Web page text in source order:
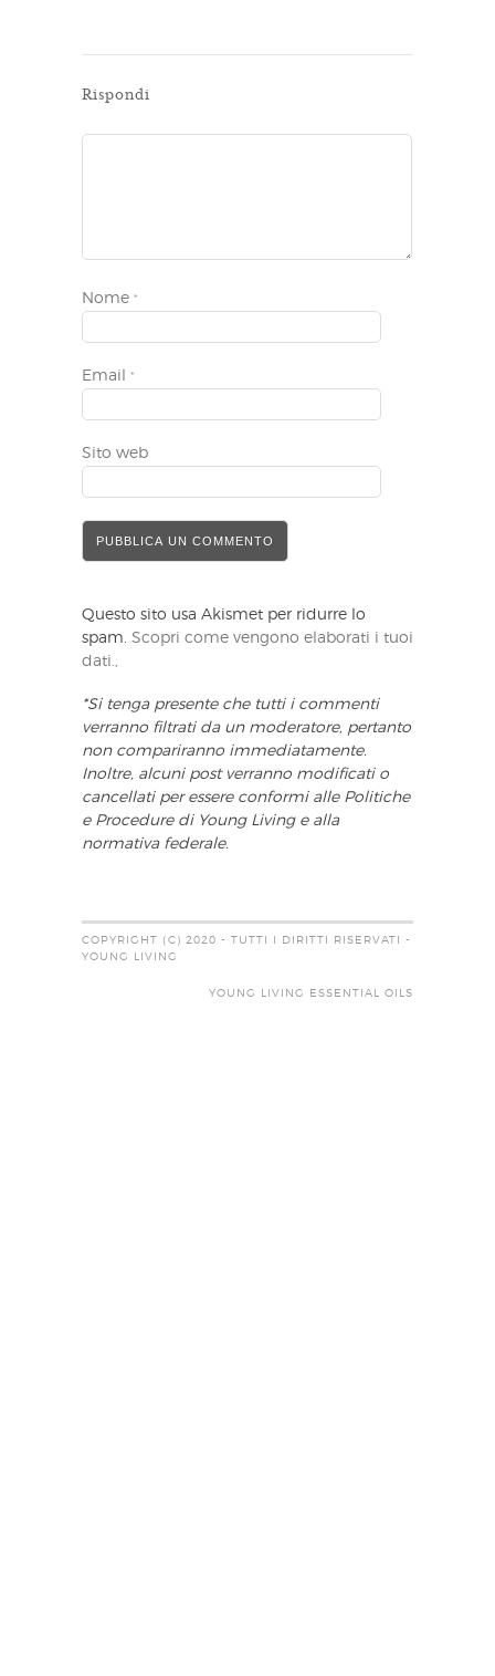
Rispondi
Nome *
Email *
Sito web
Questo sito usa Akismet per ridurre lo
spam. Scopri come vengono elaborati i tuoi
dati.,
*Si tenga presente che tutti i commenti
verranno filtrati da un moderatore, pertanto
non compariranno immediatamente.
Inoltre, alcuni post verranno modificati o
cancellati per essere conformi alle Politiche
e Procedure di Young Living e alla
normativa federale.
COPYRIGHT (C) 2020 - TUTTI I DIRITTI RISERVATI -
YOUNG LIVING
YOUNG LIVING ESSENTIAL OILS